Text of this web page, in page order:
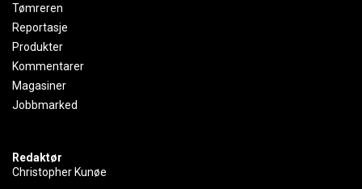
Tømreren
Reportasje
Produkter
Kommentarer
Magasiner
Jobbmarked
Redaktør
Christopher Kunøe